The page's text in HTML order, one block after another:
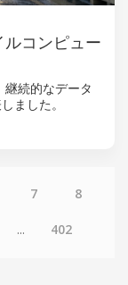
コンピュー
続的なデータ
ました。
7 8
... 402